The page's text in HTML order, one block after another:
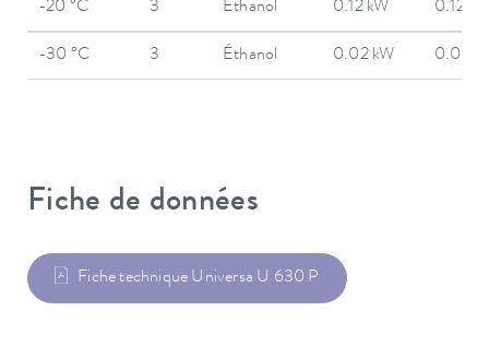
-20 °C 3 Éthanol 0.12 kW 0.12
-30 °C 3 Éthanol 0.02 kW 0.02
Fiche de données
Fiche technique Universa U 630 P